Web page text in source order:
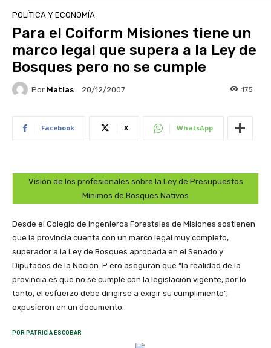
POLÍTICA Y ECONOMÍA
Para el Coiform Misiones tiene un
marco legal que supera a la Ley de
Bosques pero no se cumple
Por Matias 20/12/2007 175
Facebook X WhatsApp
Visión de los profesionales sobre la Ley de Presupuestos
Mínimos de Bosques Nativos
Desde el Colegio de Ingenieros Forestales de Misiones sostienen
que la provincia cuenta con un marco legal muy completo,
superador a la Ley de Bosques aprobada en el Senado y
Diputados de la Nación. P ero aseguran que “la realidad de la
provincia es que no se cumple con la legislación vigente, por lo
tanto, el esfuerzo debe dirigirse a exigir su cumplimiento”,
expusieron en un documento.
POR PATRICIA ESCOBAR